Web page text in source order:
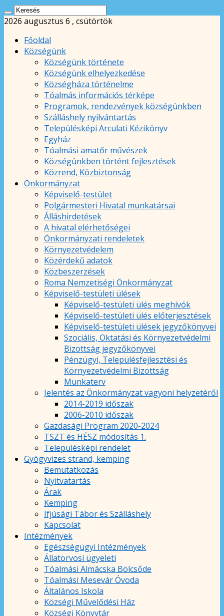
2026 augusztus 6 , csütörtök
Főoldal
Községünk
Községünk története
Községünk elhelyezkedése
Községháza történelme
Tóalmás információs térképe
Programok, rendezvények községünkben
Szálláshely nyilvántartás
Településképi Arculati Kézikönyv
Egyház
Tóalmási amatőr művészek
Községünkben történt fejlesztések
Közrend, Közbiztonság
Önkormányzat
Képviselő-testület
Polgármesteri Hivatal munkatársai
Álláshirdetések
A hivatal elérhetőségei
Önkormányzati rendeletek
Környezetvédelem
Közérdekű adatok
Közbeszerzések
Roma Nemzetiségi Önkormányzat
Képviselő-testületi ülések
Képviselő-testületi ülés meghívók
Képviselő-testületi ülés előterjesztések
Képviselő-testületi ülések jegyzőkönyvei
Szociális, Oktatási és Környezetvédelmi
Bizottság jegyzőkönyvei
Pénzügyi, Településfejlesztési és
Környezetvédelmi Bizottság
Munkaterv
Jelentés az Önkormányzat vagyoni helyzetéről
2014-2019 időszak
2006-2010 időszak
Gazdasági Program 2020-2024
TSZT és HÉSZ módosítás 1.
Településképi rendelet
Gyógyvizes strand, kemping
Bemutatkozás
Nyitvatartás
Árak
Kemping
Ifjúsági Tábor és Szálláshely
Kapcsolat
Intézmények
Egészségügyi Intézmények
Állatorvosi ügyeleti
Tóalmási Almácska Bölcsőde
Tóalmási Mesevár Óvoda
Általános Iskola
Községi Művelődési Ház
Községi Könyvtár